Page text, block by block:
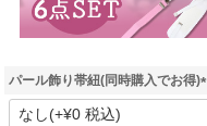
パール飾り帯紐(同時購入でお得)
(